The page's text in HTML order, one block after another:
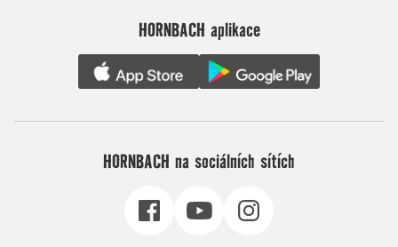
HORNBACH aplikace
HORNBACH na sociálních sítích